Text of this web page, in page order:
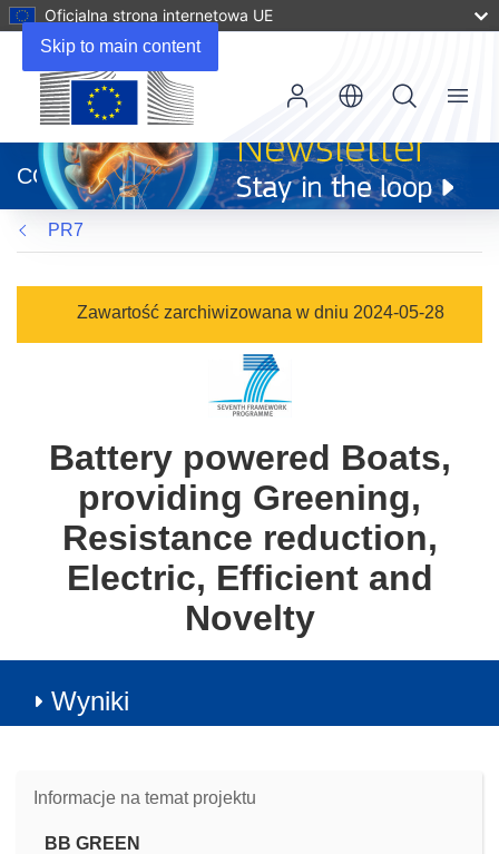
Skip to main content
Oficjalna strona internetowa UE
otworzy
się
w
nowym
oknie)
CORDIS
Menu
PR7
Zawartość zarchiwizowana w dniu 2024-05-28
Battery powered Boats,
providing Greening,
Resistance reduction,
Electric, Efficient and
Novelty
Wyniki
Informacje na temat projektu
BB GREEN